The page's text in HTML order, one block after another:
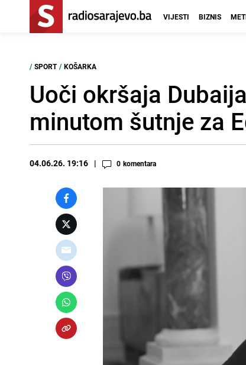
VIJESTI BIZNIS
/ SPORT / KOŠARKA
Uoči okršaja
minutom šutnje za
04.06.26. 19:16 0 komentara